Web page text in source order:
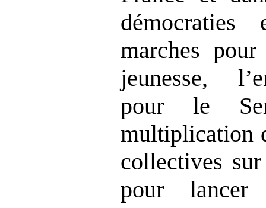
démocraties
marches
jeunesse,
pour le
multiplication
collectives
pour lancer